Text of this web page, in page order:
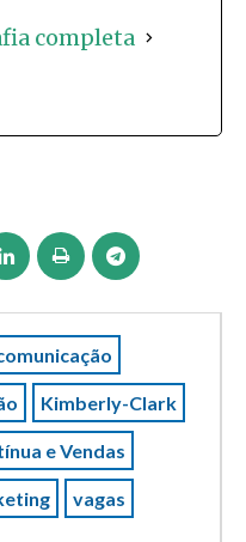
completa
Kimberly-Clark
e Vendas
vagas